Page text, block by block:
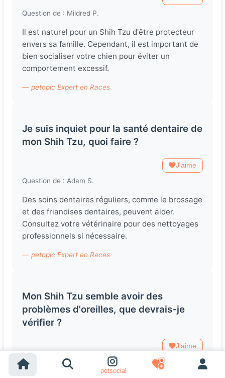
petsocial
Question de : Mildred P.
Il est naturel pour un Shih Tzu d'être protecteur
envers sa famille. Cependant, il est important de
bien socialiser votre chien pour éviter un
comportement excessif.
— petopic Expert en Races
Je suis inquiet pour la santé dentaire de
mon Shih Tzu, quoi faire ?
J'aime
Question de : Adam S.
Des soins dentaires réguliers, comme le brossage
et des friandises dentaires, peuvent aider.
Consultez votre vétérinaire pour des nettoyages
professionnels si nécessaire.
— petopic Expert en Races
Mon Shih Tzu semble avoir des
problèmes d'oreilles, que devrais-je
vérifier ?
J'aime
Question de : Lourdes A.